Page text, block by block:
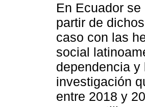
En Ecuador
partir de
caso con las
social
dependencia
investigación
entre 2018 y